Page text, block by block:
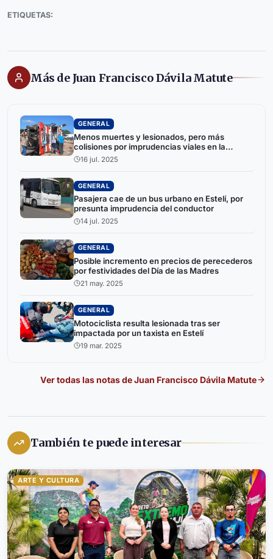
ETIQUETAS:
Más de Juan Francisco Dávila Matute
GENERAL
Menos muertes y lesionados, pero más
colisiones por imprudencias viales en la
reciente semana
16 jul. 2025
GENERAL
Pasajera cae de un bus urbano en Estelí, por
presunta imprudencia del conductor
14 jul. 2025
GENERAL
Posible incremento en precios de perecederos
por festividades del Día de las Madres
21 may. 2025
GENERAL
Motociclista resulta lesionada tras ser
impactada por un taxista en Estelí
19 mar. 2025
Ver todas las notas deJuan Francisco Dávila Matute
También te puede interesar
ARTE Y CULTURA